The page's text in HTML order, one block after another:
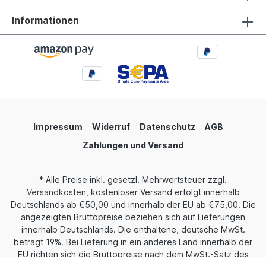
Informationen
Impressum Widerruf Datenschutz
AGB
Zahlungen und Versand
* Alle Preise inkl. gesetzl. Mehrwertsteuer zzgl.
Versandkosten , kostenloser Versand erfolgt innerhalb
Deutschlands ab €50,00 und innerhalb der EU ab €75,00. Die
angezeigten Bruttopreise beziehen sich auf Lieferungen
innerhalb Deutschlands. Die enthaltene, deutsche MwSt.
beträgt 19%. Bei Lieferung in ein anderes Land innerhalb der
EU richten sich die Bruttopreise nach dem MwSt.-Satz des